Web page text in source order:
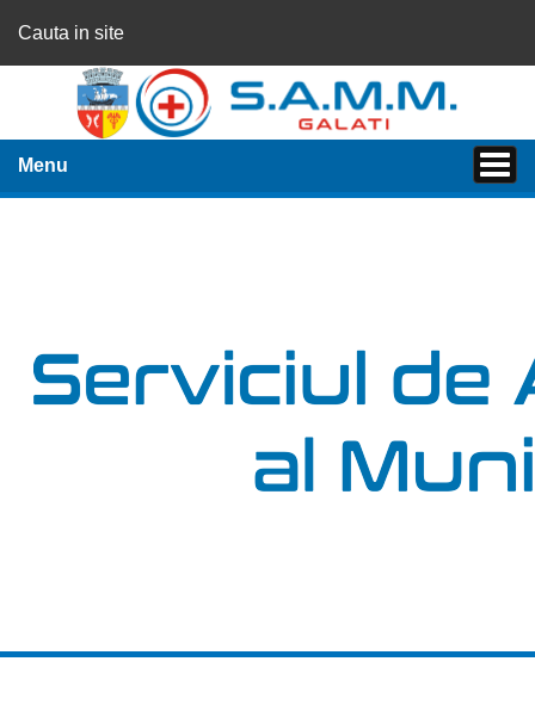
Cauta in site
Menu